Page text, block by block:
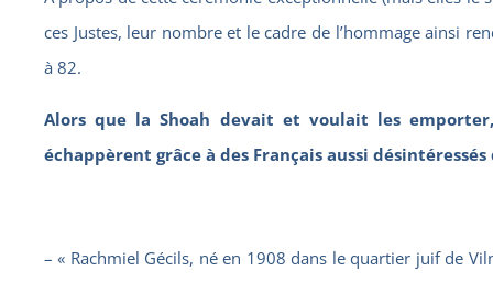
ces Justes, leur nombre et le cadre de l’hommage ainsi
à 82.
Alors que la Shoah devait et voulait les
échappèrent grâce à des Français aussi
– « Rachmiel Gécils, né en 1908 dans le quartier juif de